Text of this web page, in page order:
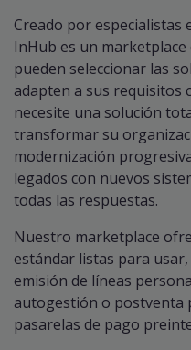
Creado por especialistas
InHub es un
pueden seleccionar las
adapten a sus requisitos
necesite una solución
transformar su
modernización
legados con nuevos
todas las respuestas.
Nuestro marketplace
estándar listas para
emisión de líneas
autogestión o postventa
pasarelas de pago